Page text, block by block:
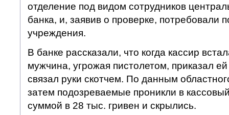
отделение под видом сотрудников
банка, и, заявив о проверке, потребовали
учреждения.
В банке рассказали, что когда кассир
мужчина, угрожая пистолетом, приказал
связал руки скотчем. По данным
затем подозреваемые проникли в
суммой в 28 тыс. гривен и скрылись.